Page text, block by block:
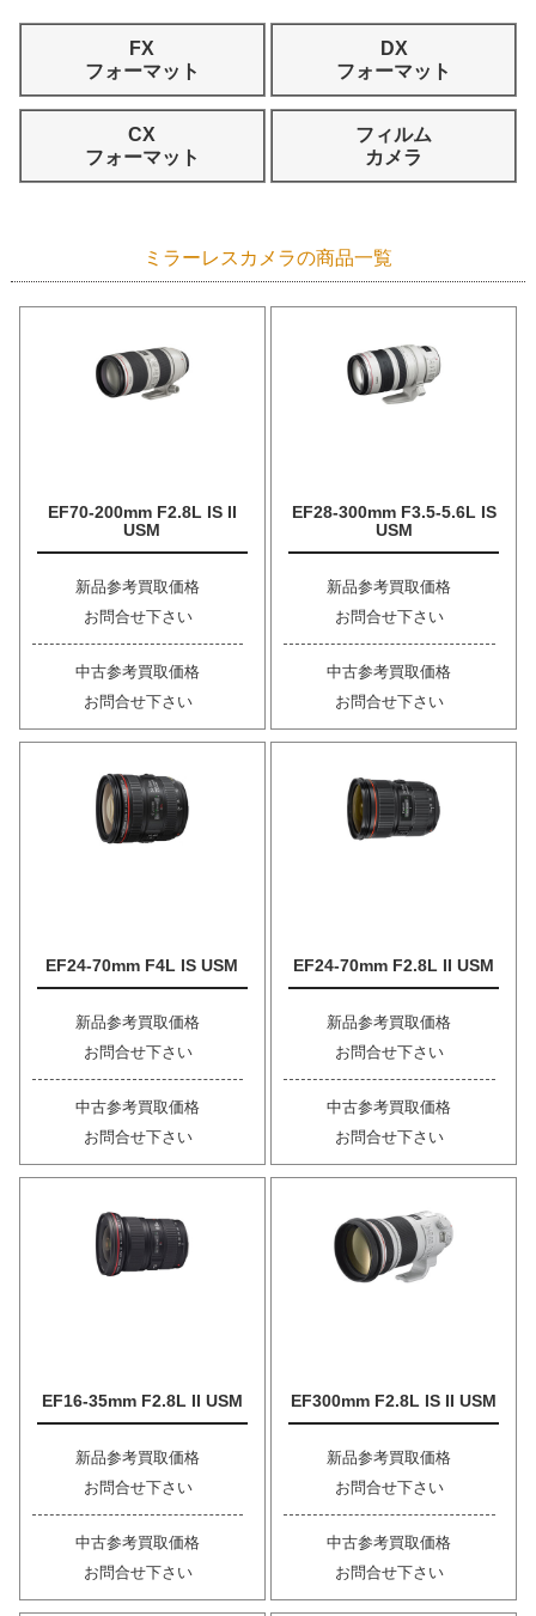
FX
フォーマット
DX
フォーマット
CX
フォーマット
フィルム
カメラ
ミラーレスカメラの商品一覧
EF70-200mm F2.8L IS II
USM
新品参考買取価格
お問合せ下さい
中古参考買取価格
お問合せ下さい
EF28-300mm F3.5-5.6L IS
USM
新品参考買取価格
お問合せ下さい
中古参考買取価格
お問合せ下さい
EF24-70mm F4L IS USM
新品参考買取価格
お問合せ下さい
中古参考買取価格
お問合せ下さい
EF24-70mm F2.8L II USM
新品参考買取価格
お問合せ下さい
中古参考買取価格
お問合せ下さい
EF16-35mm F2.8L II USM
新品参考買取価格
お問合せ下さい
中古参考買取価格
お問合せ下さい
EF300mm F2.8L IS II USM
新品参考買取価格
お問合せ下さい
中古参考買取価格
お問合せ下さい